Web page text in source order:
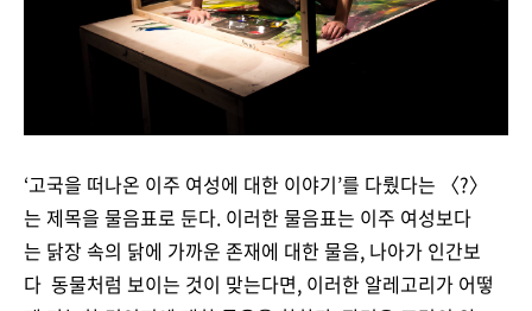
‘고국을 떠나온 이주 여성에 대한 이야기’를 다뤘다는 〈?〉
는 제목을 물음표로 둔다. 이러한 물음표는 이주 여성보다
는 닭장 속의 닭에 가까운 존재에 대한 물음, 나아가 인간보
다 동물처럼 보이는 것이 맞는다면, 이러한 알레고리가 어떻